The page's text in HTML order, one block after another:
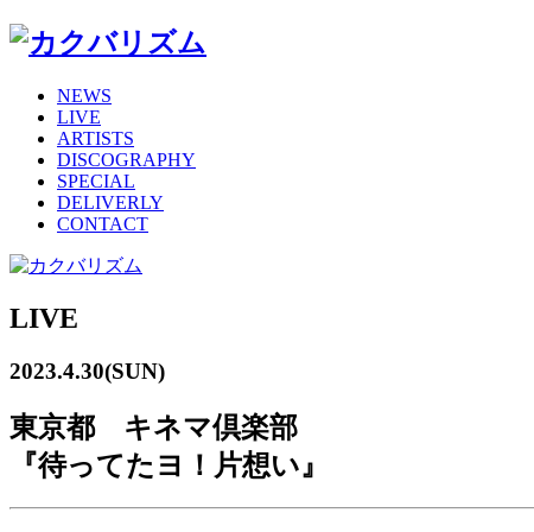
NEWS
LIVE
ARTISTS
DISCOGRAPHY
SPECIAL
DELIVERLY
CONTACT
LIVE
2023.4.30(SUN)
東京都 キネマ倶楽部
『待ってたヨ！片想い』